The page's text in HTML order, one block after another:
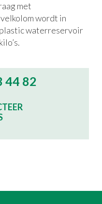
met
wordt in
waterreservoir
44 82